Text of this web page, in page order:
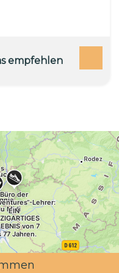
Teambuilding …
Last-Minute-
Office
für
Seminare,
auf
Pensionen… Wir
Ihres
und organisieren
Ihren Wünschen
Kajak, kostenlos
empfehlen